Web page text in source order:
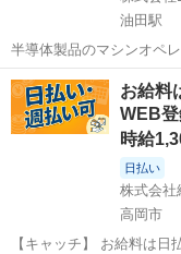
油田駅
半導体製品のマシンオペ
時給1,400円～！備品付き
♪《富山県砺波市》 人気の工場のお仕事 ◇半導体製品のマシンオペレ
ーター◇ ＊クリーンル...
富山 砺波市 油田駅
お給料
WEB
時給
日払い
株式会社
高岡市
【キャッチ】 お給料は